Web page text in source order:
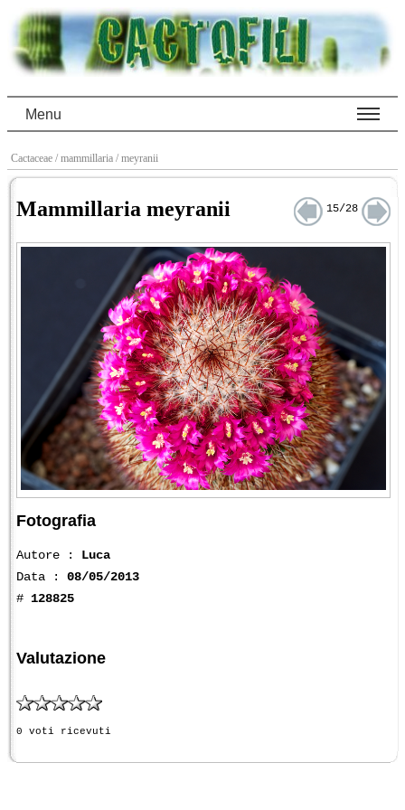
Menu
Cactaceae / mammillaria / meyranii
Mammillaria meyranii 15/28
Fotografia
Autore : Luca
Data : 08/05/2013
# 128825
Valutazione
0 voti ricevuti